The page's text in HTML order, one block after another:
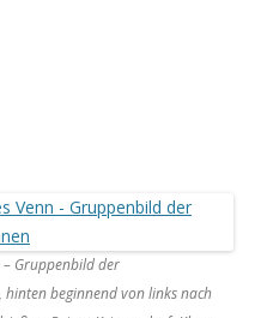
– Gruppenbild der
hinten beginnend von links nach